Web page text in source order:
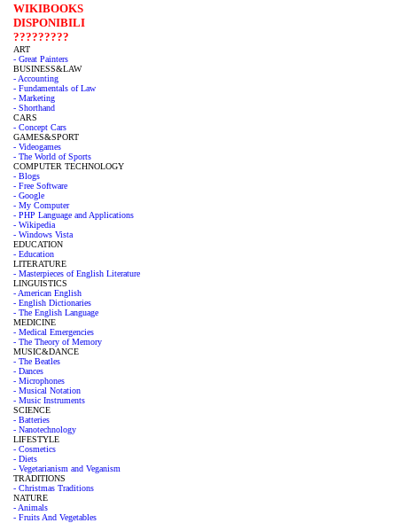
WIKIBOOKS
DISPONIBILI
?????????
ART
- Great Painters
BUSINESS&LAW
- Accounting
- Fundamentals of Law
- Marketing
- Shorthand
CARS
- Concept Cars
GAMES&SPORT
- Videogames
- The World of Sports
COMPUTER TECHNOLOGY
- Blogs
- Free Software
- Google
- My Computer
- PHP Language and Applications
- Wikipedia
- Windows Vista
EDUCATION
- Education
LITERATURE
- Masterpieces of English Literature
LINGUISTICS
- American English
- English Dictionaries
- The English Language
MEDICINE
- Medical Emergencies
- The Theory of Memory
MUSIC&DANCE
- The Beatles
- Dances
- Microphones
- Musical Notation
- Music Instruments
SCIENCE
- Batteries
- Nanotechnology
LIFESTYLE
- Cosmetics
- Diets
- Vegetarianism and Veganism
TRADITIONS
- Christmas Traditions
NATURE
- Animals
- Fruits And Vegetables